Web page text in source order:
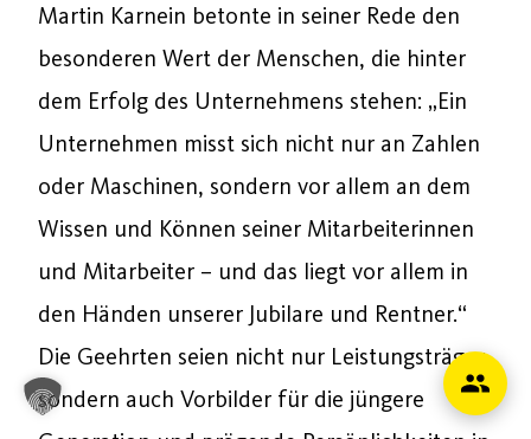
Martin Karnein betonte in seiner Rede den
besonderen Wert der Menschen, die hinter
dem Erfolg des Unternehmens stehen: „Ein
Unternehmen misst sich nicht nur an Zahlen
oder Maschinen, sondern vor allem an dem
Wissen und Können seiner Mitarbeiterinnen
und Mitarbeiter – und das liegt vor allem in
den Händen unserer Jubilare und Rentner.“
Die Geehrten seien nicht nur Leistungsträger,
sondern auch Vorbilder für die jüngere